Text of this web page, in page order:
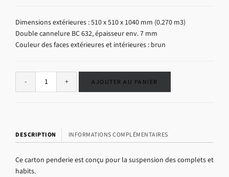
Dimensions extérieures : 510 x 510 x 1040 mm (0.270 m3)
Double cannelure BC 632, épaisseur env. 7 mm
Couleur des faces extérieures et intérieures : brun
AJOUTER AU PANIER
DESCRIPTION INFORMATIONS COMPLÉMENTAIRES
Ce carton penderie est conçu pour la suspension des complets et
habits.